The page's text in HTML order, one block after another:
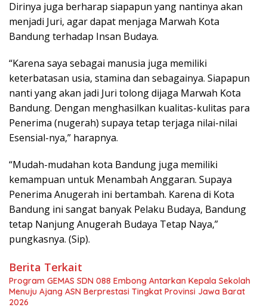
Dirinya juga berharap siapapun yang nantinya akan
menjadi Juri, agar dapat menjaga Marwah Kota
Bandung terhadap Insan Budaya.
“Karena saya sebagai manusia juga memiliki
keterbatasan usia, stamina dan sebagainya. Siapapun
nanti yang akan jadi Juri tolong dijaga Marwah Kota
Bandung. Dengan menghasilkan kualitas-kulitas para
Penerima (nugerah) supaya tetap terjaga nilai-nilai
Esensial-nya,” harapnya.
“Mudah-mudahan kota Bandung juga memiliki
kemampuan untuk Menambah Anggaran. Supaya
Penerima Anugerah ini bertambah. Karena di Kota
Bandung ini sangat banyak Pelaku Budaya, Bandung
tetap Nanjung Anugerah Budaya Tetap Naya,”
pungkasnya. (Sip).
Berita Terkait
Program GEMAS SDN 088 Embong Antarkan Kepala Sekolah
Menuju Ajang ASN Berprestasi Tingkat Provinsi Jawa Barat
2026